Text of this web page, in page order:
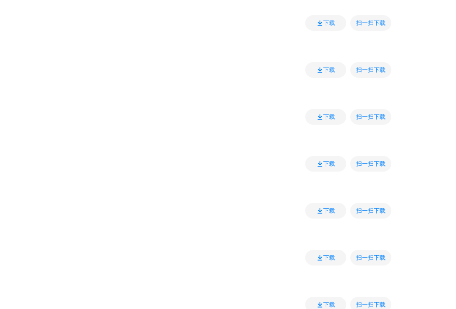
下载 扫一扫下载
下载 扫一扫下载
下载 扫一扫下载
下载 扫一扫下载
下载 扫一扫下载
下载 扫一扫下载
下载 扫一扫下载